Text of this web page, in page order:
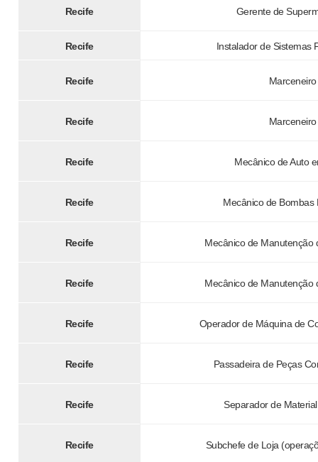
Recife Gerente de
Recife Instalador de Sistemas
Recife Marceneiro
Recife Marceneiro
Recife Mecânico de Auto
Recife Mecânico de Bombas
Recife Mecânico de Manutenção
Recife Mecânico de Manutenção
Recife Operador de Máquina de
Recife Passadeira de Peças
Recife Separador de
Recife Subchefe de Loja